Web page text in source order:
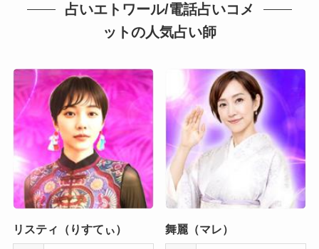
占いエトワール/電話占いコメ
ットの人気占い師
リスティ（りすてぃ） 舞麗（マレ）